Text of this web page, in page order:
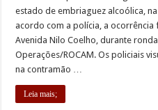
estado de embriaguez alcoólica,
acordo com a polícia, a ocorrência
Avenida Nilo Coelho, durante
Operações/ROCAM. Os policiais
na contramão …
Leia mais;